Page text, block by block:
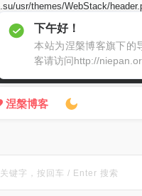
usr/themes/WebStack/
涅槃博客
下午好！
本站为涅槃博客旗下的
客请访问http://